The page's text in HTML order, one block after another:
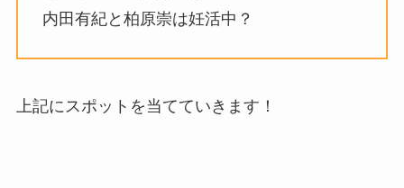
内田有紀と柏原崇は妊活中？
上記にスポットを当てていきます！